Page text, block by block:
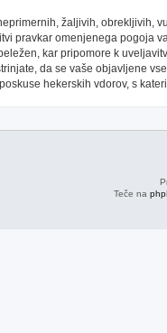
žaljivih, obrekljivih,
pravkar omenjenega
kar pripomore k
da se vaše objavljene
hekerskih vdorov, s
Teče na